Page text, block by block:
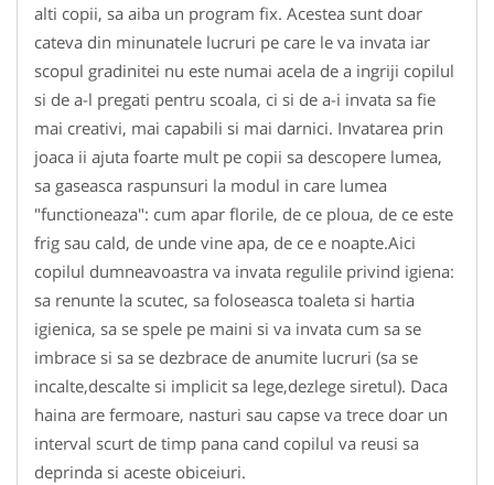
alti copii, sa aiba un program fix. Acestea sunt doar
cateva din minunatele lucruri pe care le va invata iar
scopul gradinitei nu este numai acela de a ingriji copilul
si de a-l pregati pentru scoala, ci si de a-i invata sa fie
mai creativi, mai capabili si mai darnici. Invatarea prin
joaca ii ajuta foarte mult pe copii sa descopere lumea,
sa gaseasca raspunsuri la modul in care lumea
"functioneaza": cum apar florile, de ce ploua, de ce este
frig sau cald, de unde vine apa, de ce e noapte.Aici
copilul dumneavoastra va invata regulile privind igiena:
sa renunte la scutec, sa foloseasca toaleta si hartia
igienica, sa se spele pe maini si va invata cum sa se
imbrace si sa se dezbrace de anumite lucruri (sa se
incalte,descalte si implicit sa lege,dezlege siretul). Daca
haina are fermoare, nasturi sau capse va trece doar un
interval scurt de timp pana cand copilul va reusi sa
deprinda si aceste obiceiuri.